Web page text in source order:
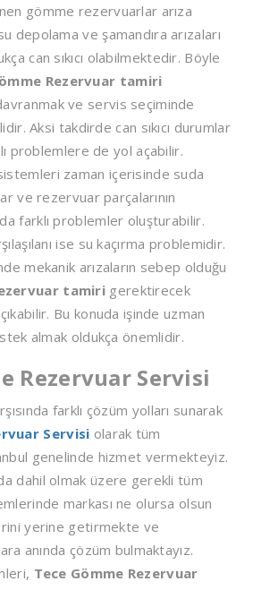
gömme rezervuarlar arıza
depolama ve şamandıra arızaları
can sıkıcı olabilmektedir. Böyle
Rezervuar tamiri
ve servis seçiminde
Aksi takdirde can sıkıcı durumlar
problemlere de yol açabilir.
zaman içerisinde suda
ve rezervuar parçalarının
farklı problemler oluşturabilir.
ise su kaçırma problemidir.
mekanik arızaların sebep olduğu
tamiri gerektirecek
Bu konuda işinde uzman
almak oldukça önemlidir.
Rezervuar Servisi
farklı çözüm yolları sunarak
Servisi olarak tüm
genelinde hizmet vermekteyiz.
dahil olmak üzere gerekli tüm
markası ne olursa olsun
yerine getirmekte ve
anında çözüm bulmaktayız.
Tece Gömme Rezervuar